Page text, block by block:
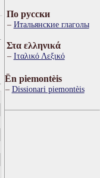
По русски
Итальянские глаголы
Στα ελληνικά
Ιταλικό Λεξικό
Ën piemontèis
Dissionari piemontèis